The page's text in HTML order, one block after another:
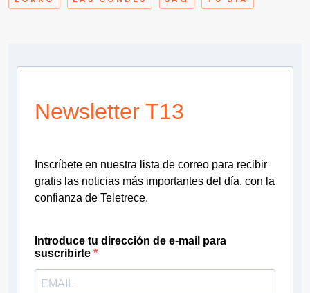
Newsletter T13
Inscríbete en nuestra lista de correo para recibir
gratis las noticias más importantes del día, con la
confianza de Teletrece.
Introduce tu dirección de e-mail para
suscribirte